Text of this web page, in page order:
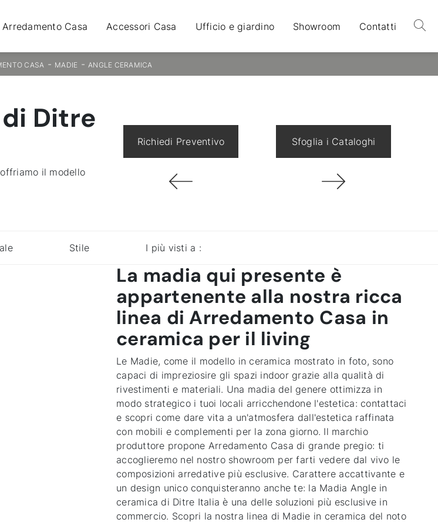
Arredamento Casa Accessori Casa Ufficio e giardino Showroom Contatti
CASA - MADIE - ANGLE CERAMICA
Ditre
il modello
Richiedi Preventivo Sfoglia i Cataloghi
Stile I più visti a :
La madia qui presente è
appartenente alla nostra ricca
linea di Arredamento Casa in
ceramica per il living
Le Madie, come il modello in ceramica mostrato in foto, sono
capaci di impreziosire gli spazi indoor grazie alla qualità di
rivestimenti e materiali. Una madia del genere ottimizza in
modo strategico i tuoi locali arricchendone l'estetica: contattaci
e scopri come dare vita a un'atmosfera dall'estetica raffinata
con mobili e complementi per la zona giorno. Il marchio
produttore propone Arredamento Casa di grande pregio: ti
accoglieremo nel nostro showroom per farti vedere dal vivo le
composizioni arredative più esclusive. Carattere accattivante e
un design unico conquisteranno anche te: la Madia Angle in
ceramica di Ditre Italia è una delle soluzioni più esclusive in
commercio. Scopri la nostra linea di Madie in ceramica del noto